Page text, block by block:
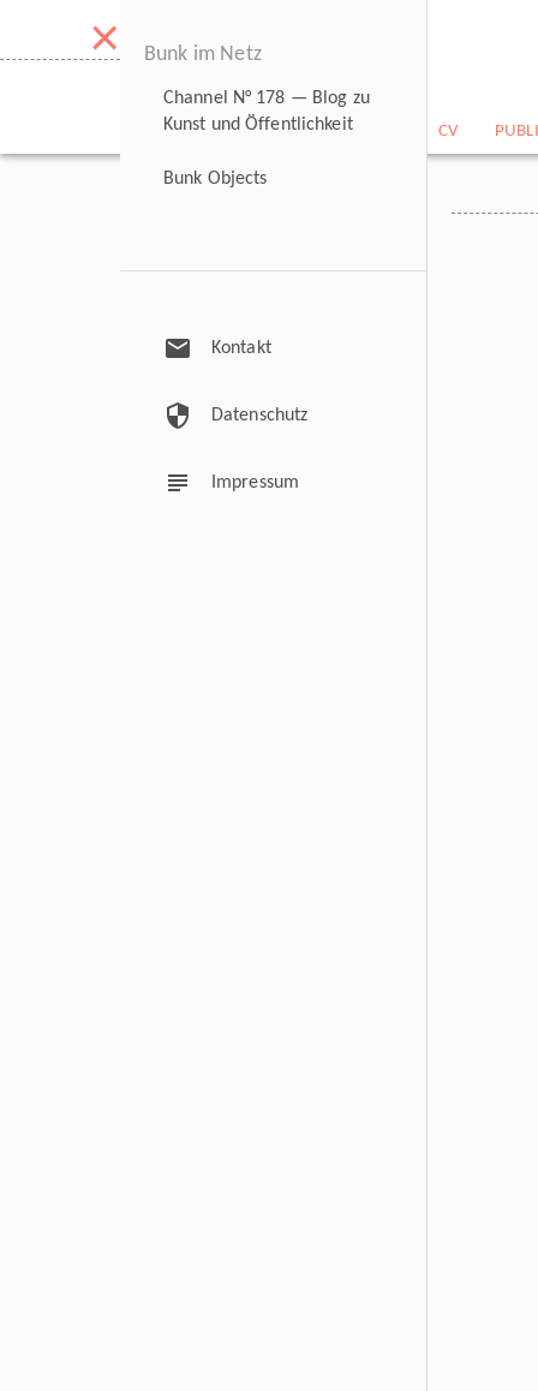
×
NEWS BILDARCHIV CV
Bunk im Netz
Channel N° 178 — Blog zu
Kunst und Öffentlichkeit
Bunk Objects
mail Kontakt
security Datenschutz
subject Impressum